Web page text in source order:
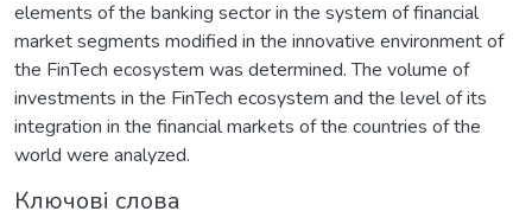
elements of the banking sector in the system of financial
market segments modified in the innovative environment of
the FinTech ecosystem was determined. The volume of
investments in the FinTech ecosystem and the level of its
integration in the financial markets of the countries of the
world were analyzed.
Ключові слова